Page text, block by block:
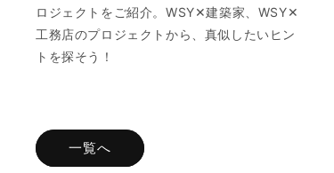
ロジェクトをご紹介。WSY✕建築家、WSY✕
工務店のプロジェクトから、真似したいヒン
トを探そう！
一覧へ